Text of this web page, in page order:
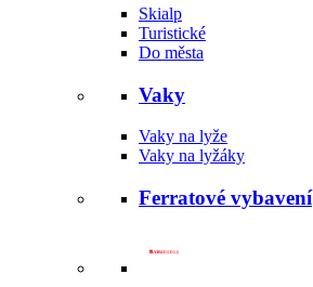
Skialp
Turistické
Do města
Vaky
Vaky na lyže
Vaky na lyžáky
Ferratové vybavení